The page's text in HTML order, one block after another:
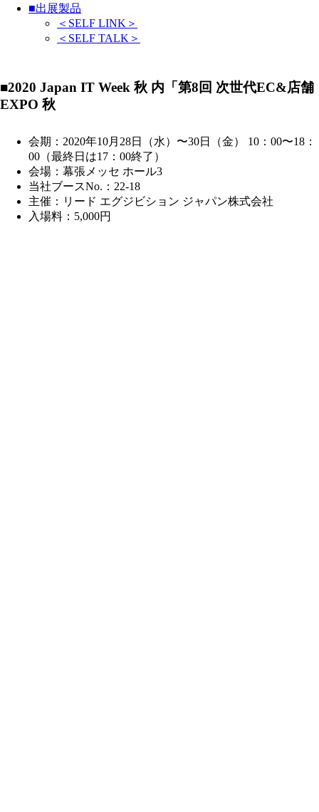
■出展製品
＜SELF LINK＞
＜SELF TALK＞
■2020 Japan IT Week 秋 内「第8回 次世代EC&店舗
EXPO 秋
会期：2020年10月28日（水）〜30日（金） 10：00〜18：
00（最終日は17：00終了）
会場：幕張メッセ ホール3
当社ブースNo.：22-18
主催：リード エグジビション ジャパン株式会社
入場料：5,000円